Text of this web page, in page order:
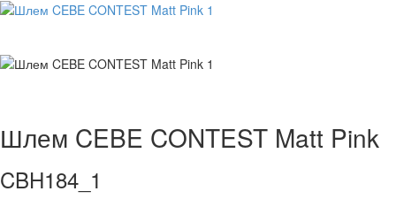
Шлем CEBE CONTEST Matt Pink
CBH184_1